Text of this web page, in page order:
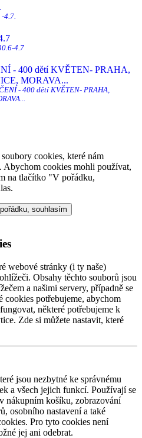
4.7.
4.7
- 400 dětí KVĚTEN- PRAHA,
MORAVA...
- 400 dětí KVĚTEN- PRAHA,
VIKTORIA ŽIZKOV
- HALA EDEN PRAHA
- HALA EDEN PRAHA
2025
2025
PRAHA, LIBEREC , PLZEŇ
PRAHA, LIBEREC , PLZEŇ
TRÉNINKŮ
TRÉNINKŮ
cookies, které nám
Abychom cookies mohli používat,
na tlačítko "V pořádku,
souhlasím
webové stránky (i ty naše)
Obsahy těchto souborů jsou
a našimi servery, případně se
cookies potřebujeme, abychom
některé potřebujeme k
Zde si můžete nastavit, které
jsou nezbytné ke správnému
a všech jejich funkcí. Používají se
nákupním košíku, zobrazování
osobního nastavení a také
Pro tyto cookies není
jej ani odebrat.